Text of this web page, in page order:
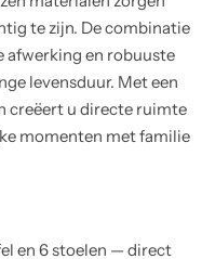
te zijn. De combinatie
afwerking en robuuste
levensduur. Met een
creëert u directe ruimte
momenten met familie
en 6 stoelen — direct